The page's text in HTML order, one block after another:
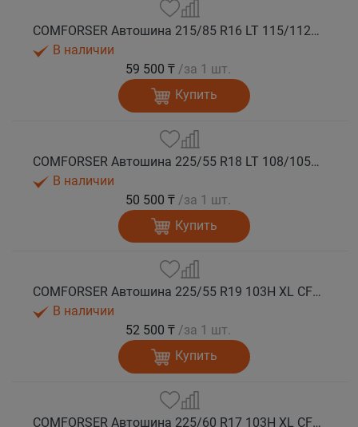
COMFORSER Автошина 215/85 R16 LT 115/112R CF1100 10PR RWL лето
В наличии
59 500 ₸ /за 1 шт.
Купить
COMFORSER Автошина 225/55 R18 LT 108/105S CF1100 8PR RWL лето
В наличии
50 500 ₸ /за 1 шт.
Купить
COMFORSER Автошина 225/55 R19 103H XL CF1100 лето
В наличии
52 500 ₸ /за 1 шт.
Купить
COMFORSER Автошина 225/60 R17 103H XL CF1100 RWL лето